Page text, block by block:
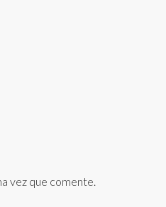
vez que comente.